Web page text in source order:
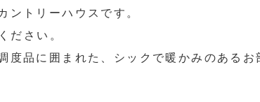
ントリーハウスです。
ださい。
品に囲まれた、シックで暖かみのあるお